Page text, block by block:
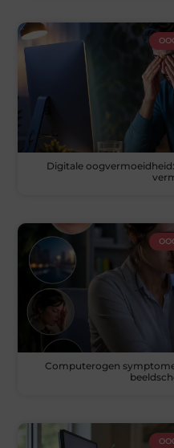
Digitale
Computerogen